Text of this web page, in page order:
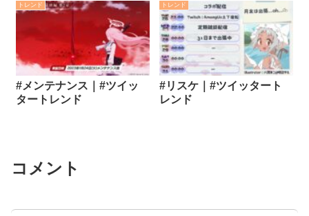
トレンド
#メンテナンス｜#ツイッ
タートレンド
トレンド
#リスケ｜#ツイッタート
レンド
コメント